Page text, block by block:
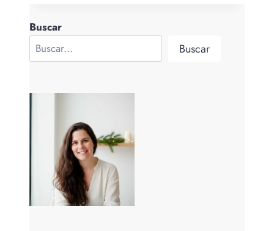
PARA
QUE
TRANSFORMAN.
Buscar
Buscar